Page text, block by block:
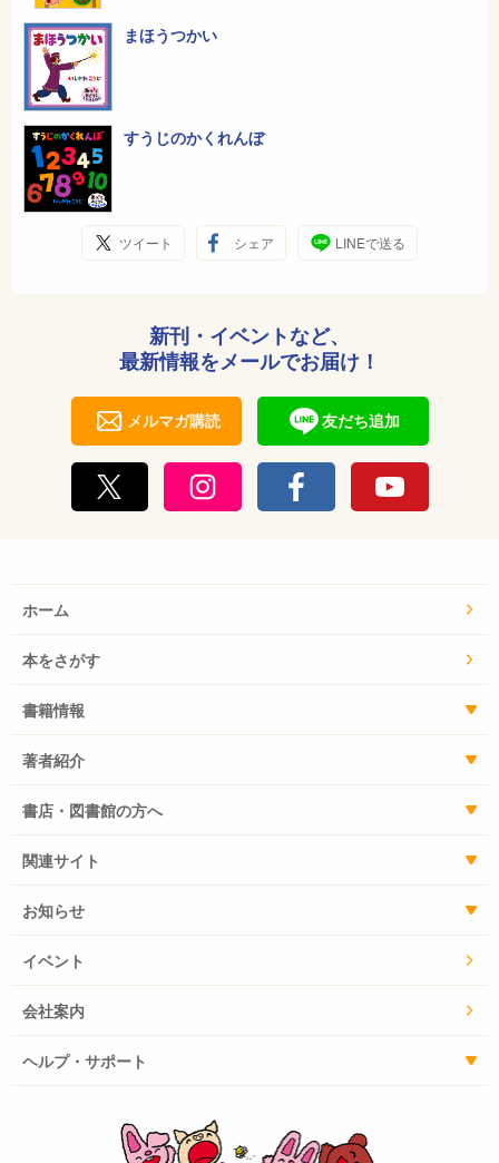
まほうつかい
すうじのかくれんぼ
ツイート シェア LINEで送る
新刊・イベントなど、
最新情報をメールでお届け！
メルマガ購読 友だち追加
ホーム
本をさがす
書籍情報
著者紹介
書店・図書館の方へ
関連サイト
お知らせ
イベント
会社案内
ヘルプ・サポート